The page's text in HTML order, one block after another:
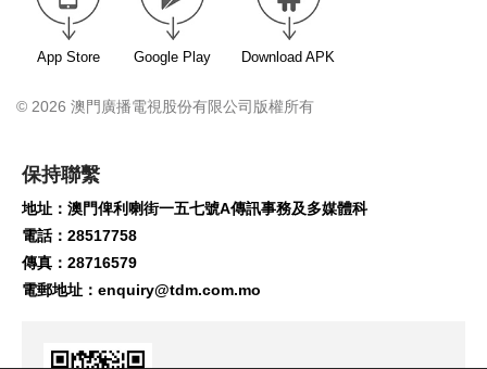
App Store Google Play Download APK
© 2026 澳門廣播電視股份有限公司版權所有
保持聯繫
地址：澳門俾利喇街一五七號A傳訊事務及多媒體科
電話：28517758
傳真：28716579
電郵地址： enquiry@tdm.com.mo